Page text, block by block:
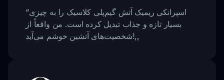
“اسپرانکی ریمیک آتش گیم‌پلی کلاسیک را به چیزی
بسیار تازه و جذاب تبدیل کرده است. من واقعاً از
شخصیت‌های آتشین خوشم می‌آید!,,